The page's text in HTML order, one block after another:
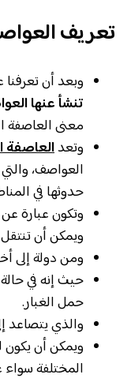
تعريف
وبعد أن
تنشأ عنها
معنى العاصفة
وتعدالعاصفة
العواصف،
حدوثها في
وتكون عبارة
ويمكن أن
ومن دولة إلى
حيث إنه في
حمل الغبار.
والذي يتصاعد
ويمكن أن يكون
المختلفة